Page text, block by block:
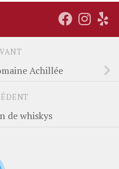
Achillée
de whiskys